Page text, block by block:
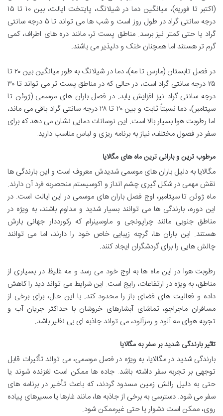
(اکتبر تا فوریه)، میانگین دما در شیلانگ، پایتخت ایالت، بین ۱۰ تا ۱۵
درجه سانتی گراد در طول روز است و شب ها می تواند تا ۵ درجه سانتی
گراد یا حتی کمتر نیز برسد. مناطق پست تر، مانند دره های اطراف، کمی
گرم تر هستند اما همچنان خنک و دلپذیر می باشند.
در فصل تابستان (مارس تا مه)، دما در شیلانگ به طور میانگین بین ۲۰ تا
۲۵ درجه سانتی گراد است، در حالی که در مناطق پست تر می تواند تا ۳۰
درجه سانتی گراد نیز افزایش یابد. در فصل باران های موسمی (ژوئن تا
سپتامبر)، دما نسبتاً ثابت و بین ۲۰ تا ۲۸ درجه سانتی گراد باقی می ماند،
اما رطوبت هوا بسیار بالا است. این نوسانات دمایی نشان می دهد که برای
سفر در فصول مختلف، نیاز به برنامه ریزی و لباس مناسب دارید.
مرطوب ترین و بارانی ترین ماه های مگالایا
مگالایا به دلیل باران های موسمی شدیدش معروف است و این بارندگی ها
نقش مهمی در شکل گیری چشم انداز و اکوسیستم منحصربه فرد آن دارند.
ماه ژوئن تا سپتامبر، اوج فصل باران های موسمی در این ایالت است. در
این دوره، بارندگی ها می توانند بسیار شدید و مداوم باشند، به ویژه در
مناطق جنوبی مانند چراپونجی و ماوسینرام که رکورددار جهانی بارش
هستند. این باران ها، گرچه زیبایی خاص خود را دارند، اما می توانند
چالش هایی را برای گردشگران ایجاد کنند.
رطوبت هوا در این ماه ها به اوج خود می رسد و مه غلیظ در بسیاری از
مناطق، به ویژه در ارتفاعات، رایج است. این شرایط می تواند دید را کاهش
داده و فعالیت های فضای باز را محدود کند. با این حال، برای برخی از
مسافران ماجراجو، تماشای آبشارهای خروشان با حداکثر جریان آب و
تجربه هوای مه آلود و رمزآلود، می تواند جاذبه ای بی نظیر باشد.
تاثیر بارندگی شدید بر سفر به مگالایا
بارندگی شدید در مگالایا، به ویژه در فصل موسمی، می تواند تأثیرات قابل
توجهی بر تجربه سفر داشته باشد. جاده ها ممکن است لغزنده شوند یا
حتی به دلیل رانش زمین مسدود گردند، که باعث تأخیر در برنامه های
سفر می شود. دسترسی به برخی از جاذبه ها، مانند غارها یا مسیرهای پیاده
روی، ممکن است دشوار یا حتی غیرممکن شود.